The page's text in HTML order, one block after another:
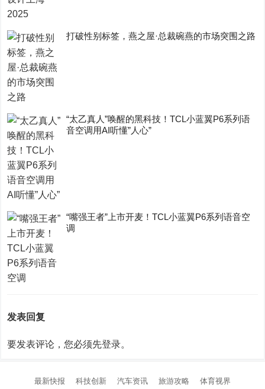
打破性别标签，燕之屋·总裁碗燕的市场突围之路
“太乙真人”唤醒的黑科技！TCL小蓝翼P6系列语
音空调用AI听懂”人心”
“嘴强王者”上市开麦！TCL小蓝翼P6系列语音空
调
发表回复
要发表评论，您必须先登录。
最新快报 科技创新 汽车资讯 旅游攻略 体育视界